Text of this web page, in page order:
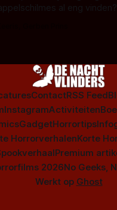
al eng
ContactRSS Feed
InstagramActiviteiten
GadgetHorrortips
HorrorverhalenKorte
Premium
2026No Geeks,
Werkt op Ghost